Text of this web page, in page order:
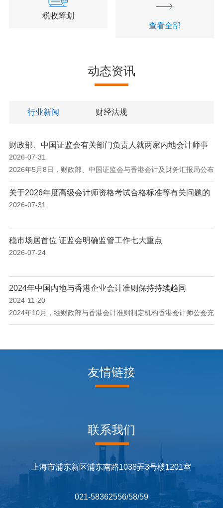
税收筹划
查看全部
动态资讯
行业新闻 财经法规
财政部、中国证监会有关部门负责人就两家内地会计师事
务所 获准从事H股企业审计业务答记者问
2026-07-31
2026年5月8日，财政部、中国证监会与香港会计及财务汇报局公布
了增补从事H股企业审计业务的2家内地会计师事务所名单。日前，
财政部、中国证监会有关部门负责人就增补工作有关问题回答了记
者的提问。 一、请介绍一下内地会计师事务所增补从事H股企业审
计业务是深化内地与香港会计交流合作的重要举措。2010年12月，
财政部、中国证监会首次向香港监管机构...
关于2026年度高级会计师资格考试合格标准等有关问题的
通知
2026-07-31
稳市场居首位 证监会明确监管工作七大重点
2026-07-24
2024年中国内地与香港企业会计准则保持持续趋同
2024-11-20
2024年10月，经财政部与香港会计准则制定机构香港会计师公会充
分沟通和评估，双方认可过去一年来中国内地制定发布的企业会计
接采用国际财务报告准则的香港财务报告准则持续趋同。 一方
方每年及时互通企业会计准则建设及国际趋同进展情况，确认内地
企业会计准则与香港财务报告准则保持持续趋同。另一...
友情链接
联系我们
上海市浦东新区浦东南路1038弄3号楼1201室
021-58362556/58/59